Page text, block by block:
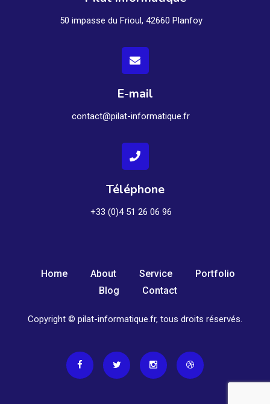
50 impasse du Frioul, 42660 Planfoy
E-mail
contact@pilat-informatique.fr
Téléphone
+33 (0)4 51 26 06 96
Home About Service
Portfolio
Blog
Contact
Copyright © pilat-informatique.fr, tous droits réservés.